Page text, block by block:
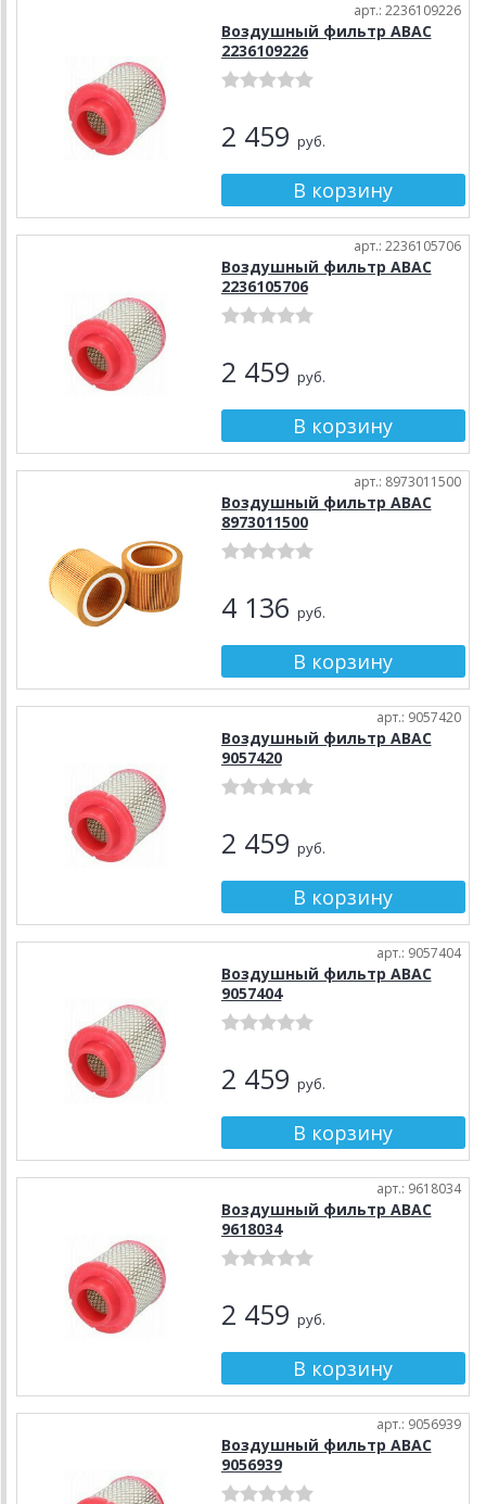
арт.: 2236109226
Воздушный фильтр ABAC
2236109226
2 459 руб.
арт.: 2236105706
Воздушный фильтр ABAC
2236105706
2 459 руб.
арт.: 8973011500
Воздушный фильтр ABAC
8973011500
4 136 руб.
арт.: 9057420
Воздушный фильтр ABAC
9057420
2 459 руб.
арт.: 9057404
Воздушный фильтр ABAC
9057404
2 459 руб.
арт.: 9618034
Воздушный фильтр ABAC
9618034
2 459 руб.
арт.: 9056939
Воздушный фильтр ABAC
9056939